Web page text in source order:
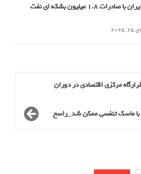
رکوردشکنی تاریخی ایران با صادرات 1.8 میلیون بشکه ای نفت
2025
مرکزی اقتصادی در دوران
با ماسک تنفسی ممکن شد_راسخ